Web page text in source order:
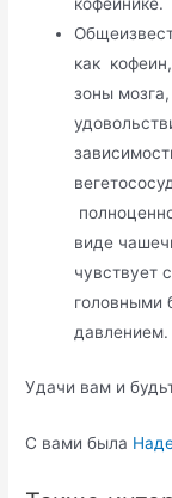
кофейнике.
как
зоны
виде
чувствует
головными
давлением.
Удачи вам и
С вами была